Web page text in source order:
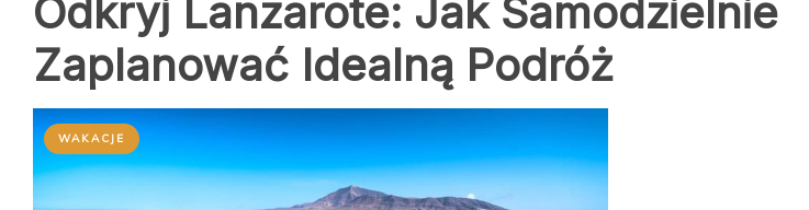
Odkryj Lanzarote: Jak Samodzielnie
Zaplanować Idealną Podróż
WAKACJE